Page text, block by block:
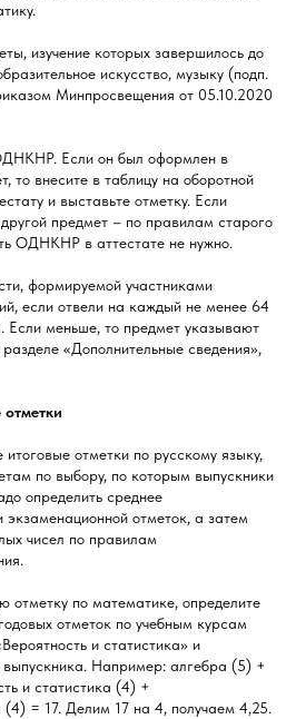
изучение которых завершилось до
искусство, музыку (подп.
Минпросвещения от 05.10.2020
Если он был оформлен в
то внесите в таблицу на оборотной
и выставьте отметку. Если
предмет – по правилам старого
ОДНКНР в аттестате не нужно.
формируемой участниками
если отвели на каждый не менее 64
Если меньше, то предмет указывают
«Дополнительные сведения»,
отметки
отметки по русскому языку,
по выбору, по которым выпускники
определить среднее
экзаменационной отметок, а затем
чисел по правилам
отметку по математике, определите
отметок по учебным курсам
и статистика» и
выпускника. Например: алгебра (5) +
и статистика (4) +
(4) = 17. Делим 17 на 4, получаем 4,25.